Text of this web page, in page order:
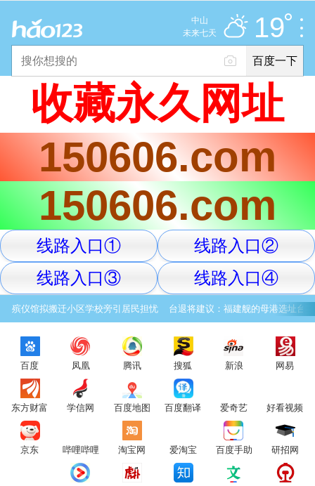
中山
优
未来七天
19
2025年11月10日 19°C / 多云
京公网安备 11000002000001号 京ICP证030173号
服务协议 转码声明 意见反馈
百度一下
收藏永久网址
150606.com
150606.com
线路入口①
线路入口②
线路入口③
线路入口④
殡仪馆拟搬迁小区学校旁引居民担忧 台退将建议：福建舰的母港选址台湾
百度 凤凰 腾讯 搜狐 新浪 网易
东方财富 学信网 百度地图 百度翻译 爱奇艺 好看视频
京东 哔哩哔哩 淘宝网 爱淘宝 百度手助 研招网
体育